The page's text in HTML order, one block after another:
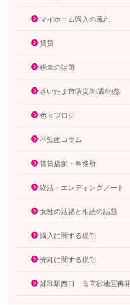
マイホーム購入の流れ
賃貸
税金の話題
さいたま市防災/地震/地盤
色々ブログ
不動産コラム
賃貸店舗・事務所
終活・エンディングノート
女性の活躍と相続の話題
購入に関する税制
売却に関する税制
浦和駅西口 南高砂地区再